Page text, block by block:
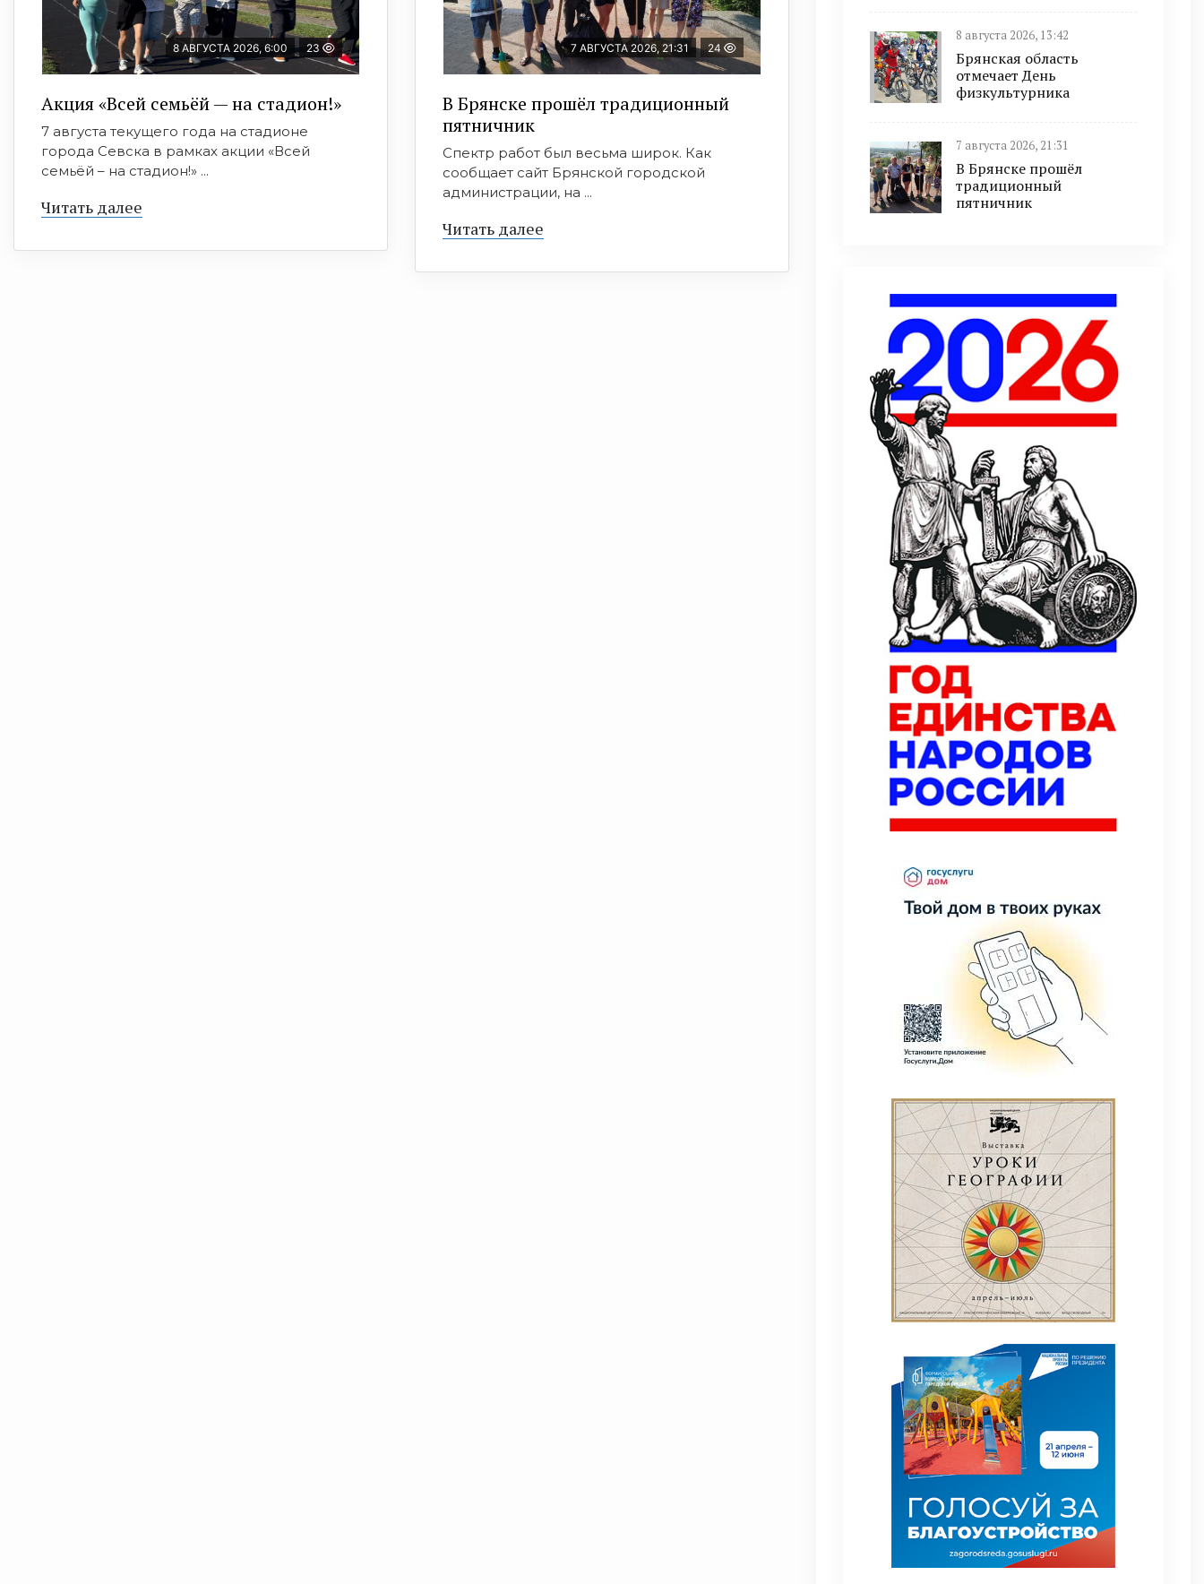
8 АВГУСТА 2026, 6:00 23
Акция «Всей семьёй — на стадион!»
7 августа текущего года на стадионе
города Севска в рамках акции «Всей
семьёй – на стадион!» ...
Читать далее
7 АВГУСТА 2026, 21:31 24
В Брянске прошёл традиционный
пятничник
Спектр работ был весьма широк. Как
сообщает сайт Брянской городской
администрации, на ...
Читать далее
8 августа 2026, 13:42
Брянская область
отмечает День
физкультурника
7 августа 2026, 21:31
В Брянске прошёл
традиционный
пятничник